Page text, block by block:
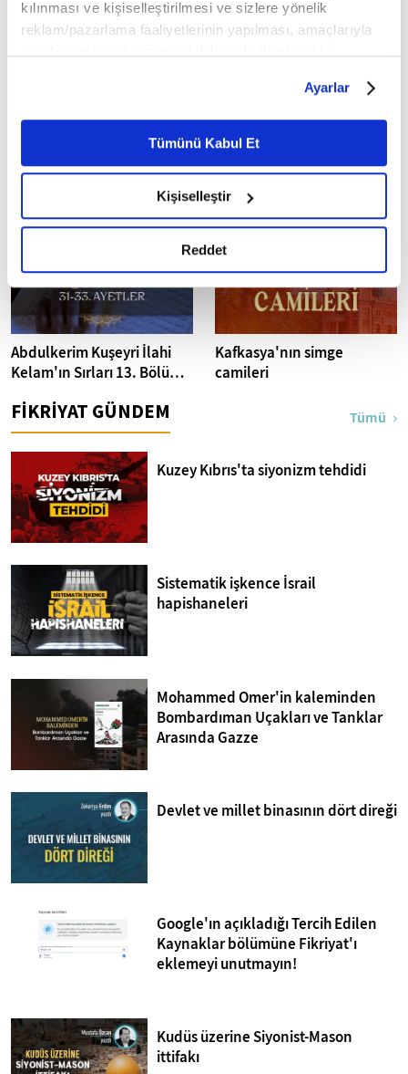
kılınması ve kişiselleştirilmesi ve sizlere yönelik
reklam/pazarlama faaliyetlerinin yapılması, amaçlarıyla
belirleyebilirsiniz. Çerezlere ilişkin detaylı bilgi için
Ayarlar butonuna tıklayabilir,Çerez Bilgilendirme
Metnimizi ziyaret edebilirsiniz.
6698 sayılı Kişisel Verilerin Korunması Kanunu uyarınca
okumak ve sitemizi ziyaretiniz kapsamında
gerçekleştirilen veri işleme faaliyetleri ile ilgili daha
detaylı bilgi almak için lütfentıklayınız.
Ayarlar
Tümünü Kabul Et
Kişiselleştir
Reddet
Manevi olgunlaşma
İhlallerin gölgesinde
Abdulkerim Kuşeyri İlahi
Kelam'ın Sırları 13. Bölüm I
Ayetler Tefsiri
Kafkasya'nın simge
camileri
FİKRİYAT GÜNDEM Tümü
Kuzey Kıbrıs'ta siyonizm tehdidi
Sistematik işkence İsrail
hapishaneleri
Mohammed Omer'in kaleminden
Bombardıman Uçakları ve Tanklar
Arasında Gazze
Devlet ve millet binasının dört direği
Google'ın açıkladığı Tercih Edilen
Kaynaklar bölümüne Fikriyat'ı
eklemeyi unutmayın!
Kudüs üzerine Siyonist-Mason
ittifakı